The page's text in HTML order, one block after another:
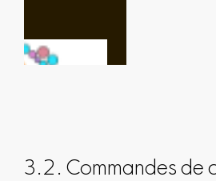
3.2. Commandes de